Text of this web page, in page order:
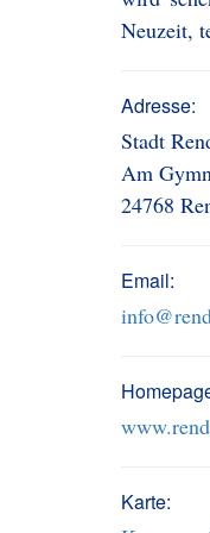
Neuzeit,
Adresse:
Stadt
Am
24768
Email:
Karte: